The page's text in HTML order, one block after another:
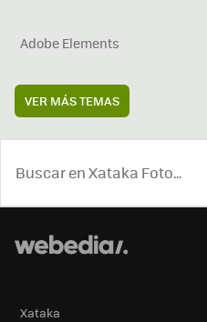
Adobe Elements
VER MÁS TEMAS
Xataka